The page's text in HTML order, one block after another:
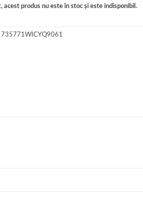
acest produs nu este în stoc și este indisponibil.
735771WICYQ9061